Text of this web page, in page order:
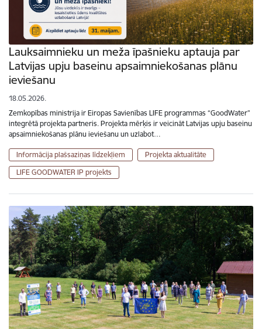
Lauksaimnieku un meža īpašnieku aptauja par
Latvijas upju baseinu apsaimniekošanas plānu
ieviešanu
18.05.2026.
Zemkopības ministrija ir Eiropas Savienības LIFE programmas “GoodWater”
integrētā projekta partneris. Projekta mērķis ir veicināt Latvijas upju baseinu
apsaimniekošanas plānu ieviešanu un uzlabot…
Informācija plašsaziņas līdzekļiem
Projekta aktualitāte
LIFE GOODWATER IP projekts